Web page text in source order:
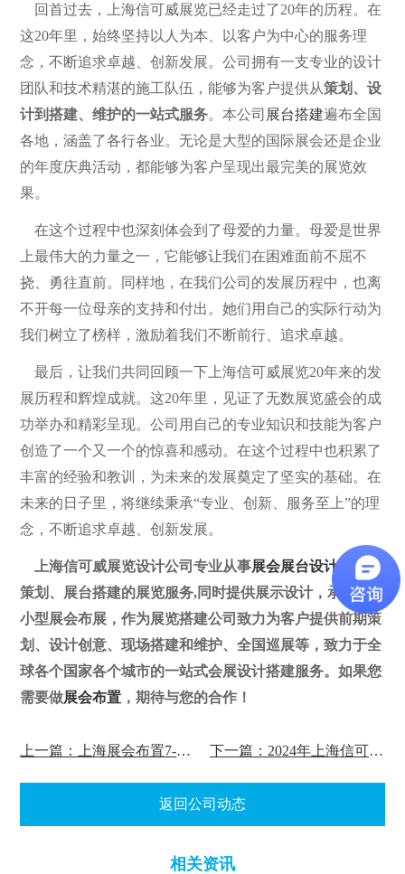
回首过去，上海信可威展览已经走过了20年的历程。在
这20年里，始终坚持以人为本、以客户为中心的服务理
念，不断追求卓越、创新发展。公司拥有一支专业的设计
团队和技术精湛的施工队伍，能够为客户提供从策划、设
计到搭建、维护的一站式服务。本公司 展台搭建遍布全国
各地，涵盖了各行各业。无论是大型的国际展会还是企业
的年度庆典活动，都能够为客户呈现出最完美的展览效
果。
在这个过程中也深刻体会到了母爱的力量。母爱是世界
上最伟大的力量之一，它能够让我们在困难面前不屈不
挠、勇往直前。同样地，在我们公司的发展历程中，也离
不开每一位母亲的支持和付出。她们用自己的实际行动为
我们树立了榜样，激励着我们不断前行、追求卓越。
最后，让我们共同回顾一下上海信可威展览20年来的发
展历程和辉煌成就。这20年里，见证了无数展览盛会的成
功举办和精彩呈现。公司用自己的专业知识和技能为客户
创造了一个又一个的惊喜和感动。在这个过程中也积累了
丰富的经验和教训，为未来的发展奠定了坚实的基础。在
未来的日子里，将继续秉承“专业、创新、服务至上”的理
念，不断追求卓越、创新发展。
上海信可威展览设计公司专业从事展会展台设计 、展会
策划、展台搭建的展览服务,同时提供展示设计，承接大
小型展会布展，作为展览搭建公司致力为客户提供前期策
划、设计创意、现场搭建和维护、全国巡展等，致力于全
球各个国家各个城市的一站式会展设计搭建服务。如果您
需要做展会布置 ，期待与您的合作！
上一篇：上海展会布置7-8月份的展会时间表​ 下一篇：2024年上海信可威展览搭建公司劳动节放假通知
返回公司动态
相关资讯